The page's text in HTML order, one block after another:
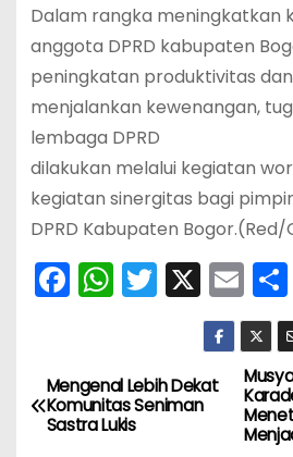
Dalam rangka meningkatkan
anggota DPRD kabupaten
peningkatan produktivitas
menjalankan kewenangan,
lembaga DPRD
dilakukan melalui kegiatan
kegiatan sinergitas bagi
DPRD Kabupaten Bogor.(Red/
F
e
b
W
ts
A
T
er
X E
m
ai
l
S
N
a
Mengenal Lebih Dekat
Komunitas Seniman
Sastra Lukis